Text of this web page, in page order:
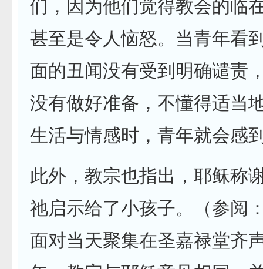
们，因为他们觉得教会的临
甚至是令人恼怒。当青年看
面的丑闻没有受到明确谴责
没有做好准备，不懂得适当
生活与情感时，青年就会感
此外，教宗也指出，耶稣称
祂启示给了小孩子。（参阅
面对当天聚集在圣嘉禄堂齐